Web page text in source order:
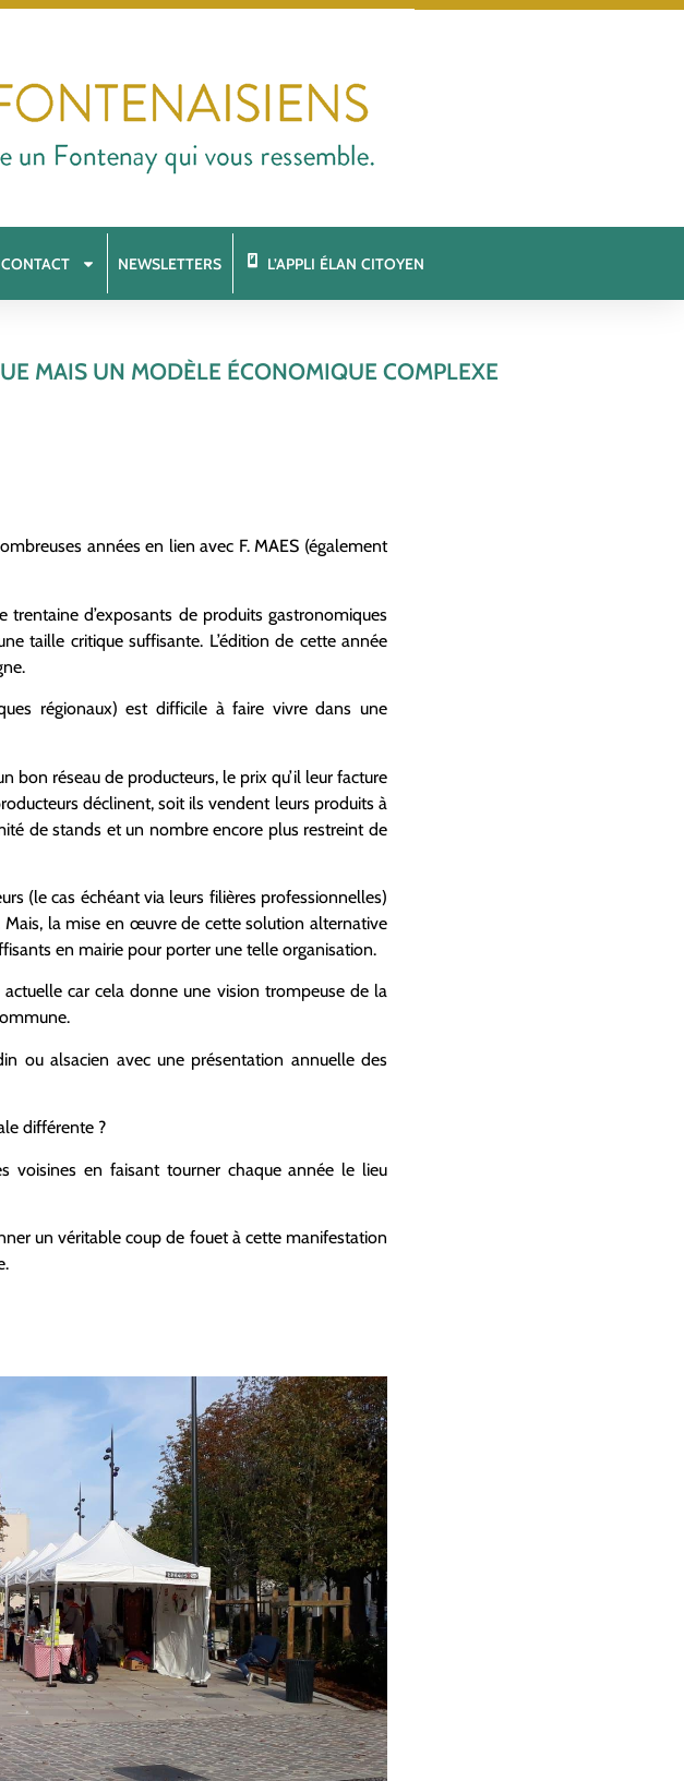
CONTACT NEWSLETTERS L’APPLI ÉLAN CITOYEN
MAIS UN MODÈLE ÉCONOMIQUE COMPLEXE
années en lien avec F. MAES (également
d’exposants de produits gastronomiques
taille critique suffisante. L’édition de cette année
régionaux) est difficile à faire vivre dans une
bon réseau de producteurs, le prix qu’il leur facture
déclinent, soit ils vendent leurs produits à
de stands et un nombre encore plus restreint de
(le cas échéant via leurs filières professionnelles)
la mise en œuvre de cette solution alternative
en mairie pour porter une telle organisation.
car cela donne une vision trompeuse de la
ou alsacien avec une présentation annuelle des
différente ?
voisines en faisant tourner chaque année le lieu
un véritable coup de fouet à cette manifestation